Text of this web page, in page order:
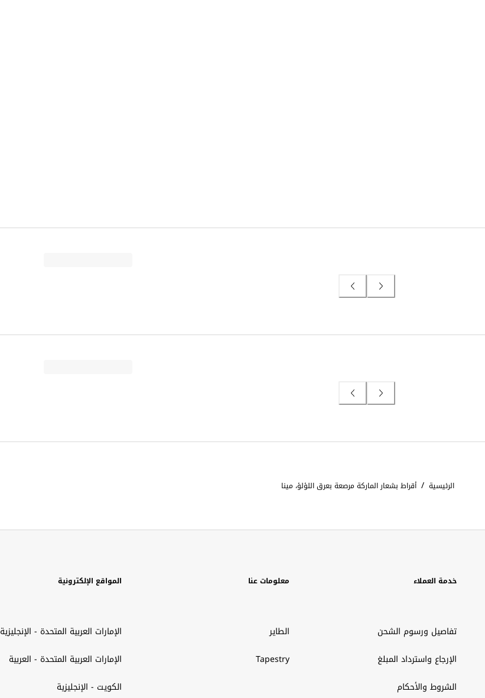
الرئيسية / أقراط بشعار الماركة مرصعة بعرق اللؤلؤ، مينا
خدمة العملاء
تفاصيل ورسوم الشحن
الإرجاع واسترداد المبلغ
الشروط والأحكام
معلومات عنا
الطاير
Tapestry
المواقع الإلكترونية
الإمارات العربية المتحدة - الإنجليزية
الإمارات العربية المتحدة - العربية
الكويت - الإنجليزية